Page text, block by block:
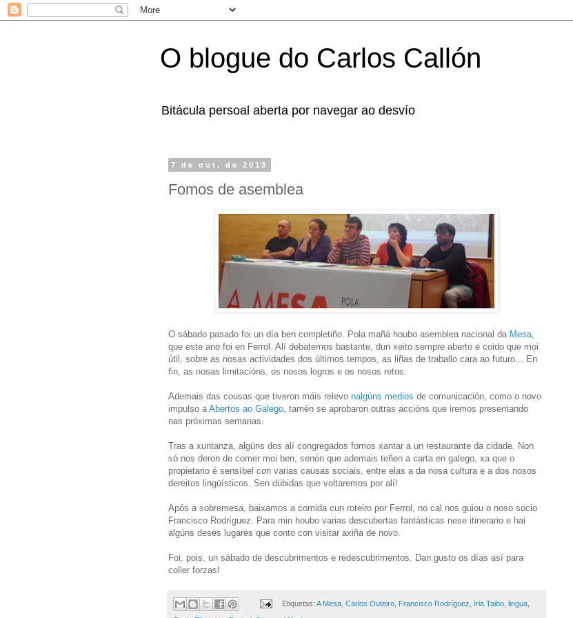
O blogue do Carlos Callón
Bitácula persoal aberta por navegar ao desvío
7 de out. de 2013
Fomos de asemblea
O sábado pasado foi un día ben completiño. Pola mañá houbo asemblea nacional da Mesa
que este ano foi en Ferrol. Alí debatemos bastante, dun xeito sempre aberto e coido que moi
útil, sobre as nosas actividades dos últimos tempos, as liñas de traballo cara ao futuro... En
fin, as nosas limitacións, os nosos logros e os nosos retos.
Ademais das cousas que tiveron máis relevo nalgúns medios de comunicación, como o novo
impulso a Abertos ao Galego , tamén se aprobaron outras accións que iremos presentando
nas próximas semanas.
Tras a xuntanza, algúns dos alí congregados fomos xantar a un restaurante da cidade. Non
só nos deron de comer moi ben, senón que ademais teñen a carta en galego, xa que o
propietario é sensíbel con varias causas sociais, entre elas a da nosa cultura e a dos nosos
dereitos lingüísticos. Sen dúbidas que voltaremos por alí!
Após a sobremesa, baixamos a comida cun roteiro por Ferrol, no cal nos guiou o noso socio
Francisco Rodríguez. Para min houbo varias descubertas fantásticas nese itinerario e hai
algúns deses lugares que conto con visitar axiña de novo.
Foi, pois, un sábado de descubrimentos e redescubrimentos. Dan gusto os días así para
coller forzas!
Etiquetas: A Mesa, Carlos Outeiro, Francisco Rodríguez Iria Taibo, lingua,